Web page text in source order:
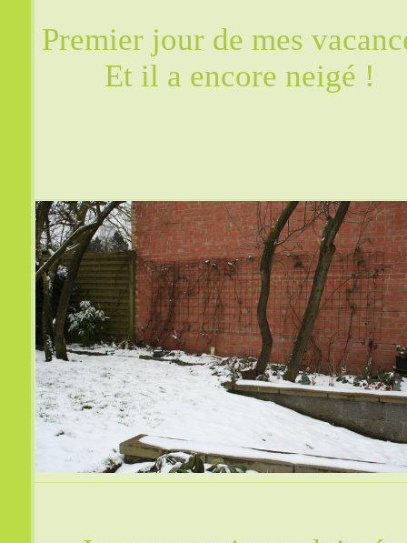
Premier jour de mes
Et il a encore neigé !